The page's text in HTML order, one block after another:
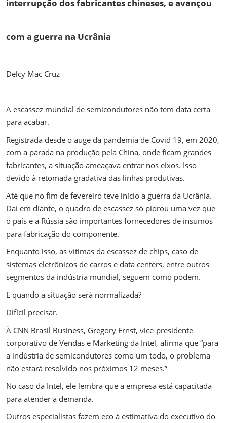
interrupção dos fabricantes chineses, e avançou
com a guerra na Ucrânia
Delcy Mac Cruz
A escassez mundial de semicondutores não tem data certa
para acabar.
Registrada desde o auge da pandemia de Covid 19, em 2020,
com a parada na produção pela China, onde ficam grandes
fabricantes, a situação ameaçava entrar nos eixos. Isso
devido à retomada gradativa das linhas produtivas.
Até que no fim de fevereiro teve início a guerra da Ucrânia.
Daí em diante, o quadro de escassez só piorou uma vez que
o país e a Rússia são importantes fornecedores de insumos
para fabricação do componente.
Enquanto isso, as vítimas da escassez de chips, caso de
sistemas eletrônicos de carros e data centers, entre outros
segmentos da indústria mundial, seguem como podem.
E quando a situação será normalizada?
Difícil precisar.
À CNN Brasil Business, Gregory Ernst, vice-presidente
corporativo de Vendas e Marketing da Intel, afirma que “para
a indústria de semicondutores como um todo, o problema
não estará resolvido nos próximos 12 meses.”
No caso da Intel, ele lembra que a empresa está capacitada
para atender a demanda.
Outros especialistas fazem eco à estimativa do executivo do